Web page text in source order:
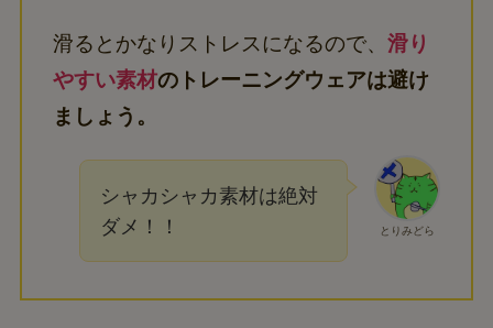
滑るとかなりストレスになるので、滑り
やすい素材のトレーニングウェアは避け
ましょう。
とりみどら
シャカシャカ素材は絶対
ダメ！！